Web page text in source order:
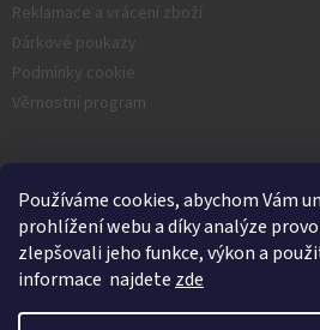
Používáme cookies, abychom Vám
prohlížení webu a díky analýze
zlepšovali jeho funkce, výkon a
informace najdete zde
Reklamace a vrácení zboží
Dárkové poukazy
Podmínky cookie
Věrnostní program
Facebook